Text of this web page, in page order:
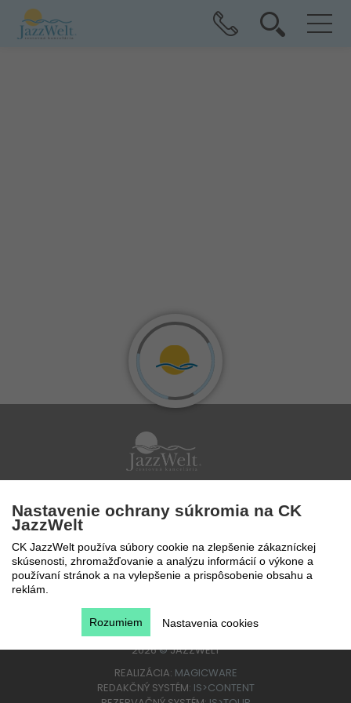
Po - Pi 9 - 17 hod
0850 777 888
2026©JAZZWELT
REALIZÁCIA: MAGICWARE
REDAKČNÝ SYSTÉM: IS>CONTENT
Nastavenie ochrany súkromia na CK
JazzWelt
CK JazzWelt používa súbory cookie na zlepšenie zákazníckej
skúsenosti, zhromažďovanie a analýzu informácií o výkone a
používaní stránok a na vylepšenie a prispôsobenie obsahu a
reklám.
Nastavenia cookies
Rozumiem